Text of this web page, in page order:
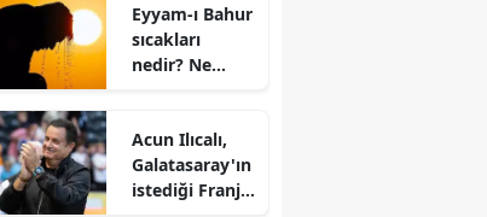
Son bölümde
ne oldu?
Eyyam-ı Bahur
sıcakları
nedir? Ne
Acun Ilıcalı,
Galatasaray'ın
istediği Franjo